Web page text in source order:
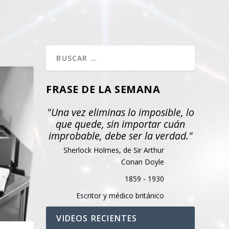
FRASE DE LA SEMANA
"Una vez eliminas lo imposible, lo
que quede, sin importar cuán
improbable, debe ser la verdad."
Sherlock Holmes, de Sir Arthur
Conan Doyle
1859 - 1930
Escritor y médico británico
VIDEOS RECIENTES